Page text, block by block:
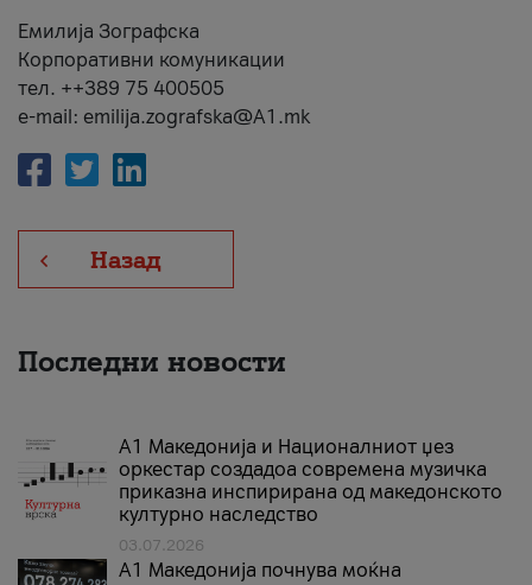
Емилија Зографска
Корпоративни комуникации
тел. ++389 75 400505
e-mail: emilija.zografska@A1.mk
Назад
Последни новости
А1 Македонија и Националниот џез
оркестар создадоа современа музичка
приказна инспирирана од македонското
културно наследство
03.07.2026
A1 Македонија почнува моќна